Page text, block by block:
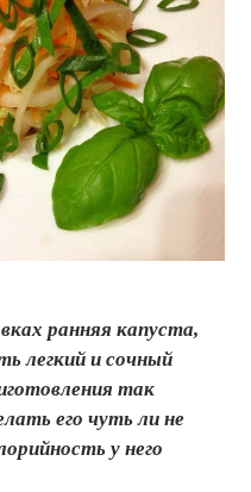
ранняя капуста,
легкий и сочный
так
его чуть ли не
у него